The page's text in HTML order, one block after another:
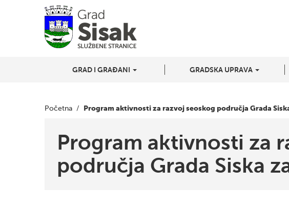
GRAD I GRAĐANI GRADSKA UPRAVA
Početna / Program aktivnosti za razvoj seoskog područja Grada
Program aktivnosti za
područja Grada Siska